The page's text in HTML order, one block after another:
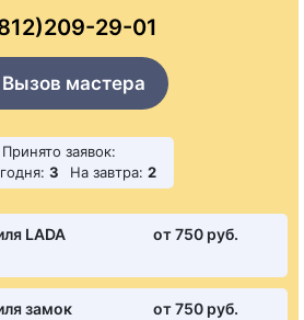
29-01
Вызов мастера
Принято заявок:
3 На завтра: 2
LADA
от 750 pуб.
замок
от 750 pуб.